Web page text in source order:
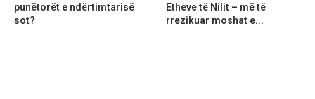
punëtorët e ndërtimtarisë
sot?
Etheve të Nilit – më të
rrezikuar moshat e...